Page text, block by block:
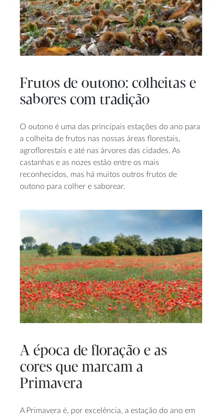
Frutos de outono: colheitas e
sabores com tradição
O outono é uma das principais estações do ano para
a colheita de frutos nas nossas áreas florestais,
agroflorestais e até nas árvores das cidades. As
castanhas e as nozes estão entre os mais
reconhecidos, mas há muitos outros frutos de
outono para colher e saborear.
A época de floração e as
cores que marcam a
Primavera
A Primavera é, por excelência, a estação do ano em